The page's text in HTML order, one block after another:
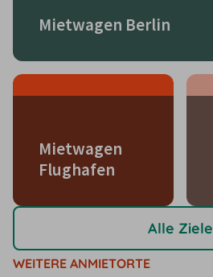
Mietwagen Berlin
Mietwagen
Flughafen
Alle Ziele
WEITERE ANMIETORTE